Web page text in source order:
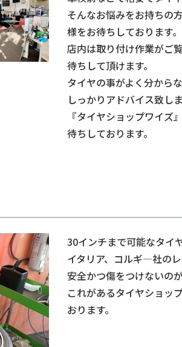
そんなお悩みをお持ちの
様をお待ちしております。
店内は取り付け作業がご
待ちして頂けます。
タイヤの事がよく分から
しっかりアドバイス致しま
『タイヤショップワイズ
待ちしております。
30インチまで可能なタイ
イタリア、コルギ―社の
安全かつ傷をつけないの
これがあるタイヤショッ
おります。